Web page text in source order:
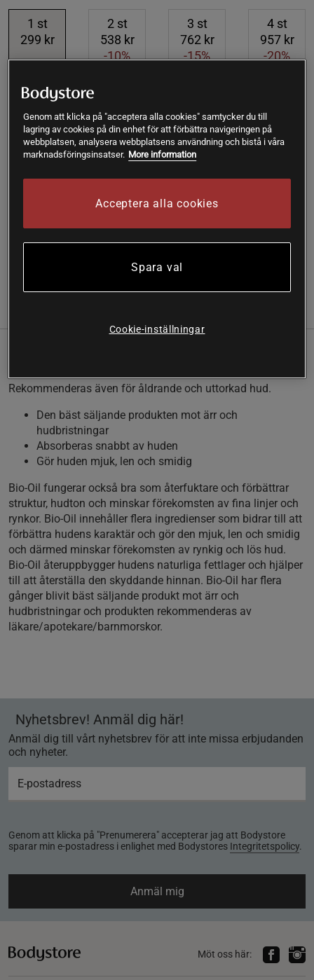
1 st
299 kr
2 st
538 kr
-10%
3 st
762 kr
-15%
4st
957 kr
-20%
Fri frakt över 199 kr Fri retur 14 dagars ångerrätt
SKU #A2400-921
Bio-Oil är en hudvårdsolja framtagen för att hjälpa till att
Rekommenderas även för åldrande och uttorkad hud.
Den bäst säljande produkten mot ärr och
hudbristningar
Absorberas snabbt av huden
Gör huden mjuk, len och smidig
Bio-Oil fungerar också bra som återfuktare och förbättrar
struktur, hudton och minskar förekomsten av fina linjer och
rynkor. Bio-Oil innehåller flera ingredienser som bidrar till att
förbättra hudens karaktär och gör den mjuk, len och smidig
och därmed minskar förekomsten av rynkig och lös hud.
Bio-Oil återuppbygger hudens naturliga fettlager och hjälper
till att återställa den skyddande hinnan. Bio-Oil har flera
gånger blivit bäst säljande produkt mot ärr och
hudbristningar och produkten rekommenderas av
läkare/apotekare/barnmorskor.
Nyhetsbrev! Anmäl dig här!
Anmäl dig till vårt nyhetsbrev för att inte missa erbjudanden
och nyheter.
Genom att klicka på "Prenumerera" accepterar jag att Bodystore
sparar min e-postadress i enlighet med Bodystores Integritetspolicy.
Anmäl mig
Möt oss här:
Genom att klicka på "acceptera alla cookies" samtycker du till
lagring av cookies på din enhet för att förbättra navigeringen på
webbplatsen, analysera webbplatsens användning och bistå i våra
marknadsföringsinsatser. More information
Acceptera alla cookies
Spara val
Cookie-inställningar